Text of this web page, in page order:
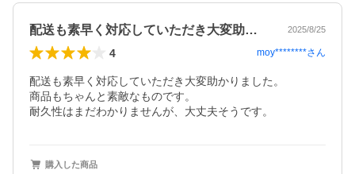
配送も素早く対応していただき大変助かり… 2025/8/25
4 moy********さん
配送も素早く対応していただき大変助かりました。
商品もちゃんと素敵なものです。
耐久性はまだわかりませんが、大丈夫そうです。
購入した商品